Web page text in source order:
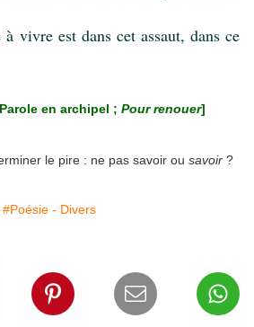
vivre est dans cet assaut, dans ce
en archipel ; Pour renouer]
le pire : ne pas savoir ou savoir ?
#Poésie - Divers